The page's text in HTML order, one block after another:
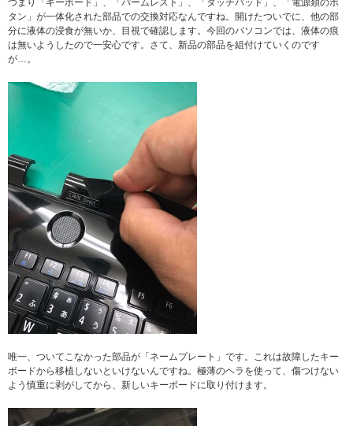
つまり「キーボード」、「パームレスト」、「タッチパッド」、「電源類のボ
タン」が一体化された部品での交換対応なんですね。開けたついでに、他の部
分に液体の浸食が無いか、目視で確認します。今回のパソコンでは、液体の痕
は無いようしたので一安心です。さて、新品の部品を組付けていくのです
が…。
唯一、ついてこなかった部品が「ネームプレート」です。これは故障したキー
ボードから移植しないといけないんですね。極薄のヘラを使って、傷つけない
よう慎重に剥がしてから、新しいキーボードに取り付けます。